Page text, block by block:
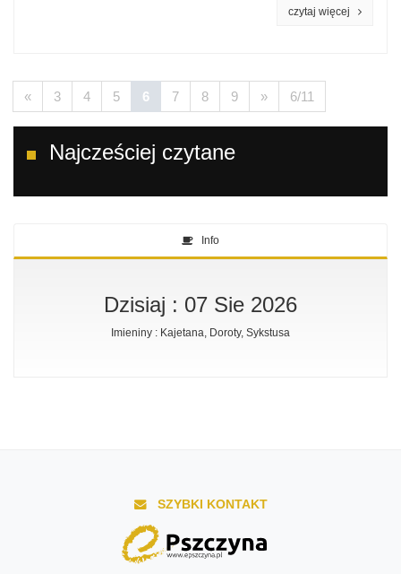
« 3 4 5 6 7 8 9 » 6/11
Najcześciej czytane
Info
Dzisiaj : 07 Sie 2026
Imieniny : Kajetana, Doroty, Sykstusa
SZYBKI KONTAKT